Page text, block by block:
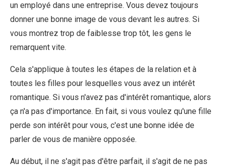
un employé dans une entreprise. Vous devez toujours
donner une bonne image de vous devant les autres. Si
vous montrez trop de faiblesse trop tôt, les gens le
remarquent vite.
Cela s'applique à toutes les étapes de la relation et à
toutes les filles pour lesquelles vous avez un intérêt
romantique. Si vous n'avez pas d'intérêt romantique, alors
ça n'a pas d'importance. En fait, si vous voulez qu'une fille
perde son intérêt pour vous, c'est une bonne idée de
parler de vous de manière opposée.
Au début, il ne s'agit pas d'être parfait, il s'agit de ne pas